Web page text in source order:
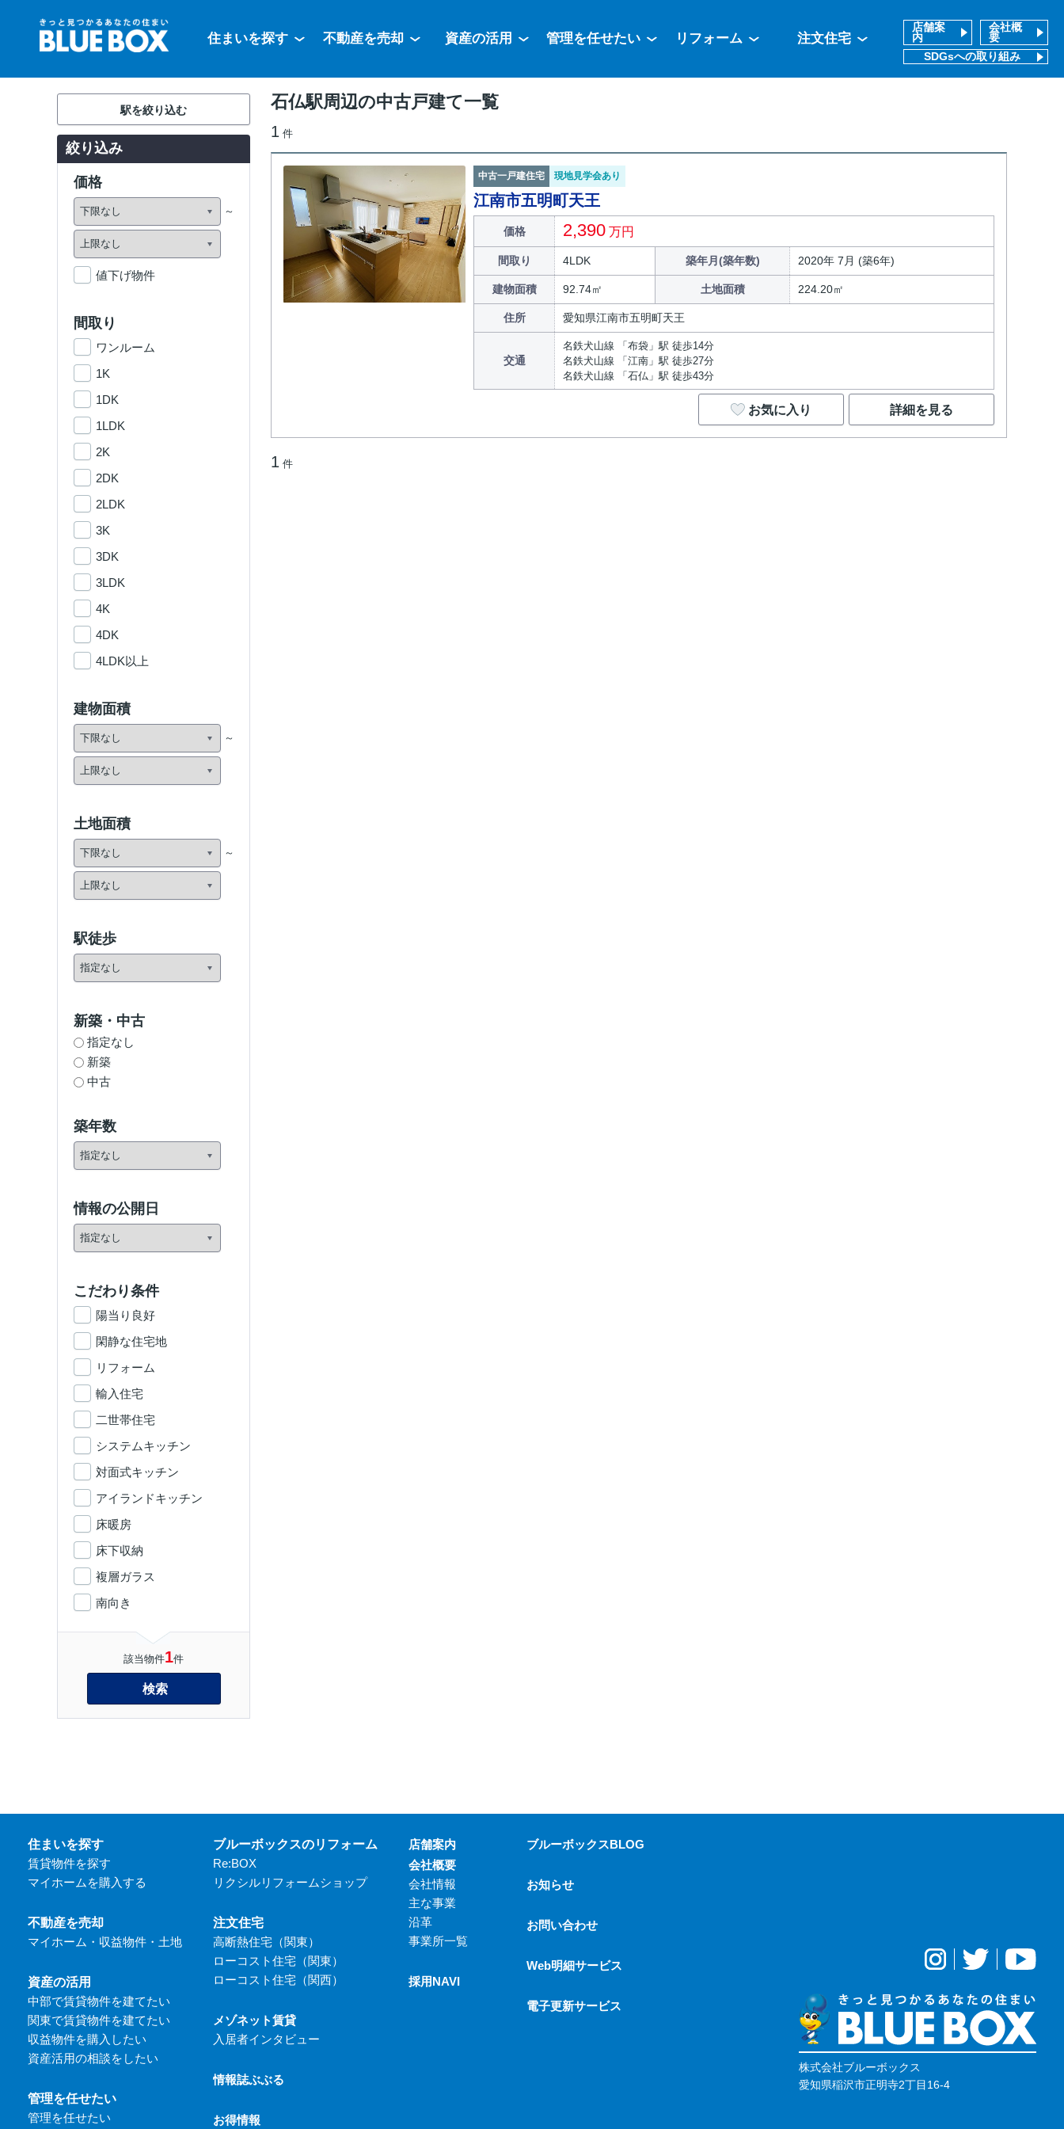
住まいを探す 不動産を売却 資産の活用 管理を任せたい リフォーム 注文住宅
店舗案
内
会社概
要
SDGsへの取り組み
石仏駅周辺の中古戸建て一覧
1 件
中古一戸建住宅 現地見学会あり
江南市五明町天王
価格 2,390 万円
間取り 4LDK 築年月(築年数) 2020年 7月 (築6年)
建物面積 92.74㎡ 土地面積 224.20㎡
住所 愛知県江南市五明町天王
交通
名鉄犬山線 「布袋」駅 徒歩14分
名鉄犬山線 「江南」駅 徒歩27分
名鉄犬山線 「石仏」駅 徒歩43分
お気に入り 詳細を見る
1 件
駅を絞り込む
絞り込み
価格
値下げ物件
間取り
ワンルーム
1K
1DK
1LDK
2K
2DK
2LDK
3K
3DK
3LDK
4K
4DK
4LDK以上
建物面積
土地面積
駅徒歩
新築・中古
指定なし
新築
中古
築年数
情報の公開日
こだわり条件
陽当り良好
閑静な住宅地
リフォーム
輸入住宅
二世帯住宅
システムキッチン
対面式キッチン
アイランドキッチン
床暖房
床下収納
複層ガラス
南向き
該当物件1件
検索
住まいを探す
賃貸物件を探す
マイホームを購入する
不動産を売却
マイホーム・収益物件・土地
資産の活用
中部で賃貸物件を建てたい
関東で賃貸物件を建てたい
収益物件を購入したい
資産活用の相談をしたい
管理を任せたい
管理を任せたい
ブルーボックスのリフォーム
Re:BOX
リクシルリフォームショップ
注文住宅
高断熱住宅（関東）
ローコスト住宅（関東）
ローコスト住宅（関西）
メゾネット賃貸
入居者インタビュー
情報誌ぶぶる
お得情報
店舗案内
会社概要
会社情報
主な事業
沿革
事業所一覧
採用NAVI
ブルーボックスBLOG
お知らせ
お問い合わせ
Web明細サービス
電子更新サービス
株式会社ブルーボックス
愛知県稲沢市正明寺2丁目16-4